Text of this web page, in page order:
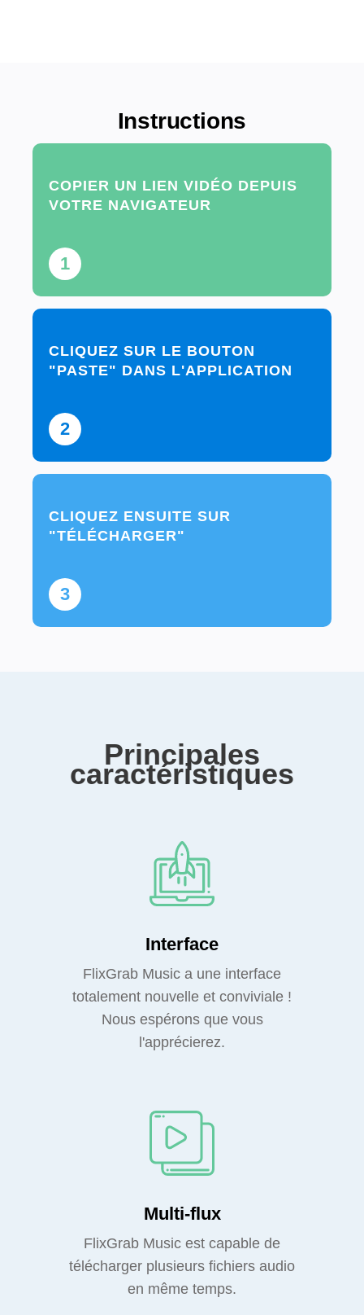
Instructions
1
COPIER UN LIEN VIDÉO DEPUIS
VOTRE NAVIGATEUR
2
CLIQUEZ SUR LE BOUTON
"PASTE" DANS L'APPLICATION
3
CLIQUEZ ENSUITE SUR
"TÉLÉCHARGER"
Principales
caractéristiques
Interface
FlixGrab Music a une interface
totalement nouvelle et conviviale !
Nous espérons que vous
l'apprécierez.
Multi-flux
FlixGrab Music est capable de
télécharger plusieurs fichiers audio
en même temps.